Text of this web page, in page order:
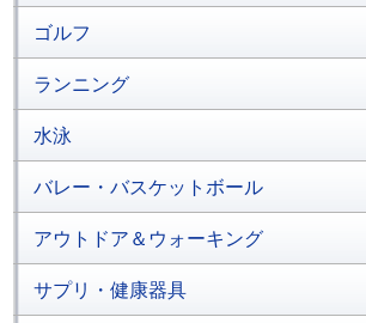
ゴルフ
ランニング
水泳
バレー・バスケットボール
アウトドア＆ウォーキング
サプリ・健康器具